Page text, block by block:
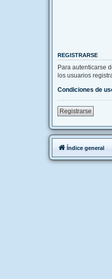
REGISTRARSE
Para autenticarse
los usuarios
Condiciones de
Registrarse
Índice general